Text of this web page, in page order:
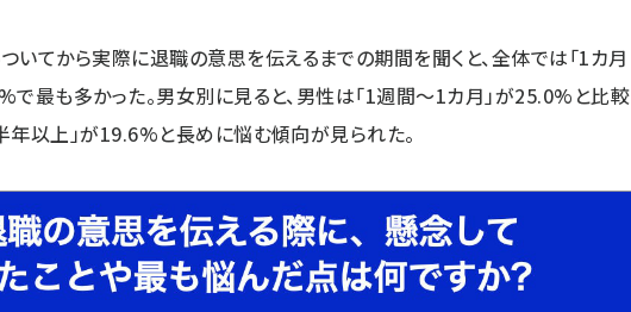
いてから実際に退職の意思を伝えるまでの期間を聞くと、全体では「1カ月
で最も多かった。男女別に見ると、男性は「1週間～1カ月」が25.0%と比較
年以上」が19.6%と長めに悩む傾向が見られた。